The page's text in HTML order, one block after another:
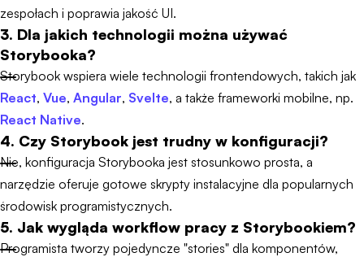
zespołach i poprawia jakość UI.
3. Dla jakich technologii można używać
Storybooka?
Storybook wspiera wiele technologii frontendowych, takich jak
React, Vue, Angular, Svelte, a także frameworki mobilne, np.
React Native.
4. Czy Storybook jest trudny w konfiguracji?
Nie, konfiguracja Storybooka jest stosunkowo prosta, a
narzędzie oferuje gotowe skrypty instalacyjne dla popularnych
środowisk programistycznych.
5. Jak wygląda workflow pracy z Storybookiem?
Programista tworzy pojedyncze "stories" dla komponentów,